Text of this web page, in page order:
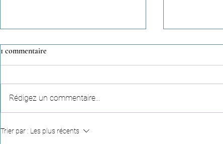
Hadiths apocryphes (n°4) -
1 commentaire
Rédigez un commentaire...
Trier par : Les plus récents